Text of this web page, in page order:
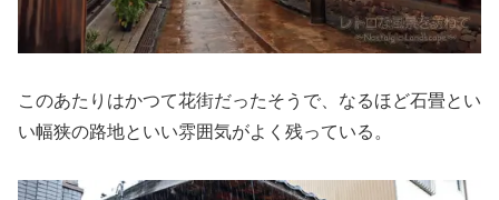
このあたりはかつて花街だったそうで、なるほど石畳とい
い幅狭の路地といい雰囲気がよく残っている。